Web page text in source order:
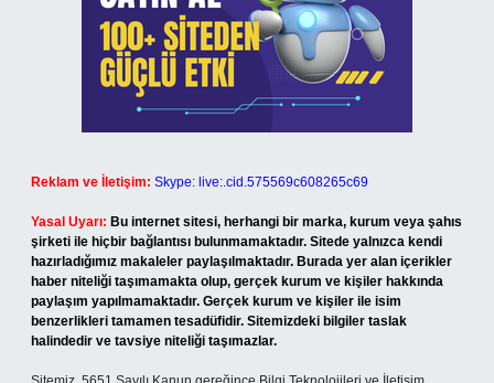
Reklam ve İletişim: Skype: live:.cid.575569c608265c69
Yasal Uyarı: Bu internet sitesi, herhangi bir marka, kurum veya şahıs
şirketi ile hiçbir bağlantısı bulunmamaktadır. Sitede yalnızca kendi
hazırladığımız makaleler paylaşılmaktadır. Burada yer alan içerikler
haber niteliği taşımamakta olup, gerçek kurum ve kişiler hakkında
paylaşım yapılmamaktadır. Gerçek kurum ve kişiler ile isim
benzerlikleri tamamen tesadüfidir. Sitemizdeki bilgiler taslak
halindedir ve tavsiye niteliği taşımazlar.